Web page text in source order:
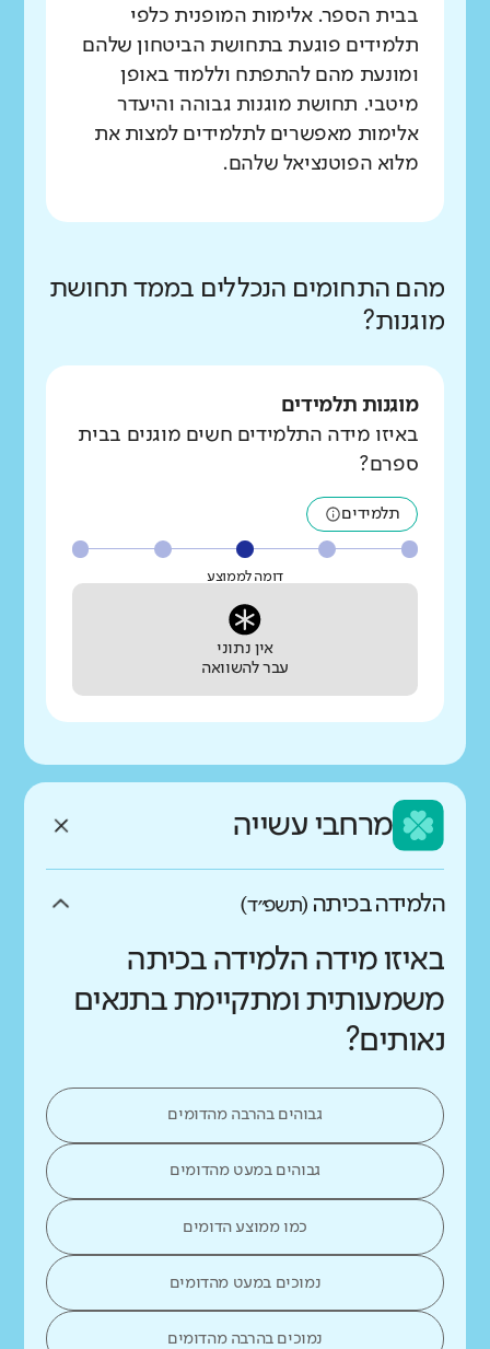
בבית הספר. אלימות המופנית כלפי
תלמידים פוגעת בתחושת הביטחון שלהם
ומונעת מהם להתפתח וללמוד באופן
מיטבי. תחושת מוגנות גבוהה והיעדר
אלימות מאפשרים לתלמידים למצות את
מלוא הפוטנציאל שלהם.
מהם התחומים הנכללים בממד תחושת
מוגנות?
מוגנות תלמידים
באיזו מידה התלמידים חשים מוגנים בבית
ספרם?
תלמידים
דומה לממוצע
אין נתוני
עבר להשוואה
מרחבי עשייה
הלמידה בכיתה (תשפ״ד)
באיזו מידה הלמידה בכיתה
משמעותית ומתקיימת בתנאים
נאותים?
גבוהים בהרבה מהדומים
גבוהים במעט מהדומים
כמו ממוצע הדומים
נמוכים במעט מהדומים
נמוכים בהרבה מהדומים